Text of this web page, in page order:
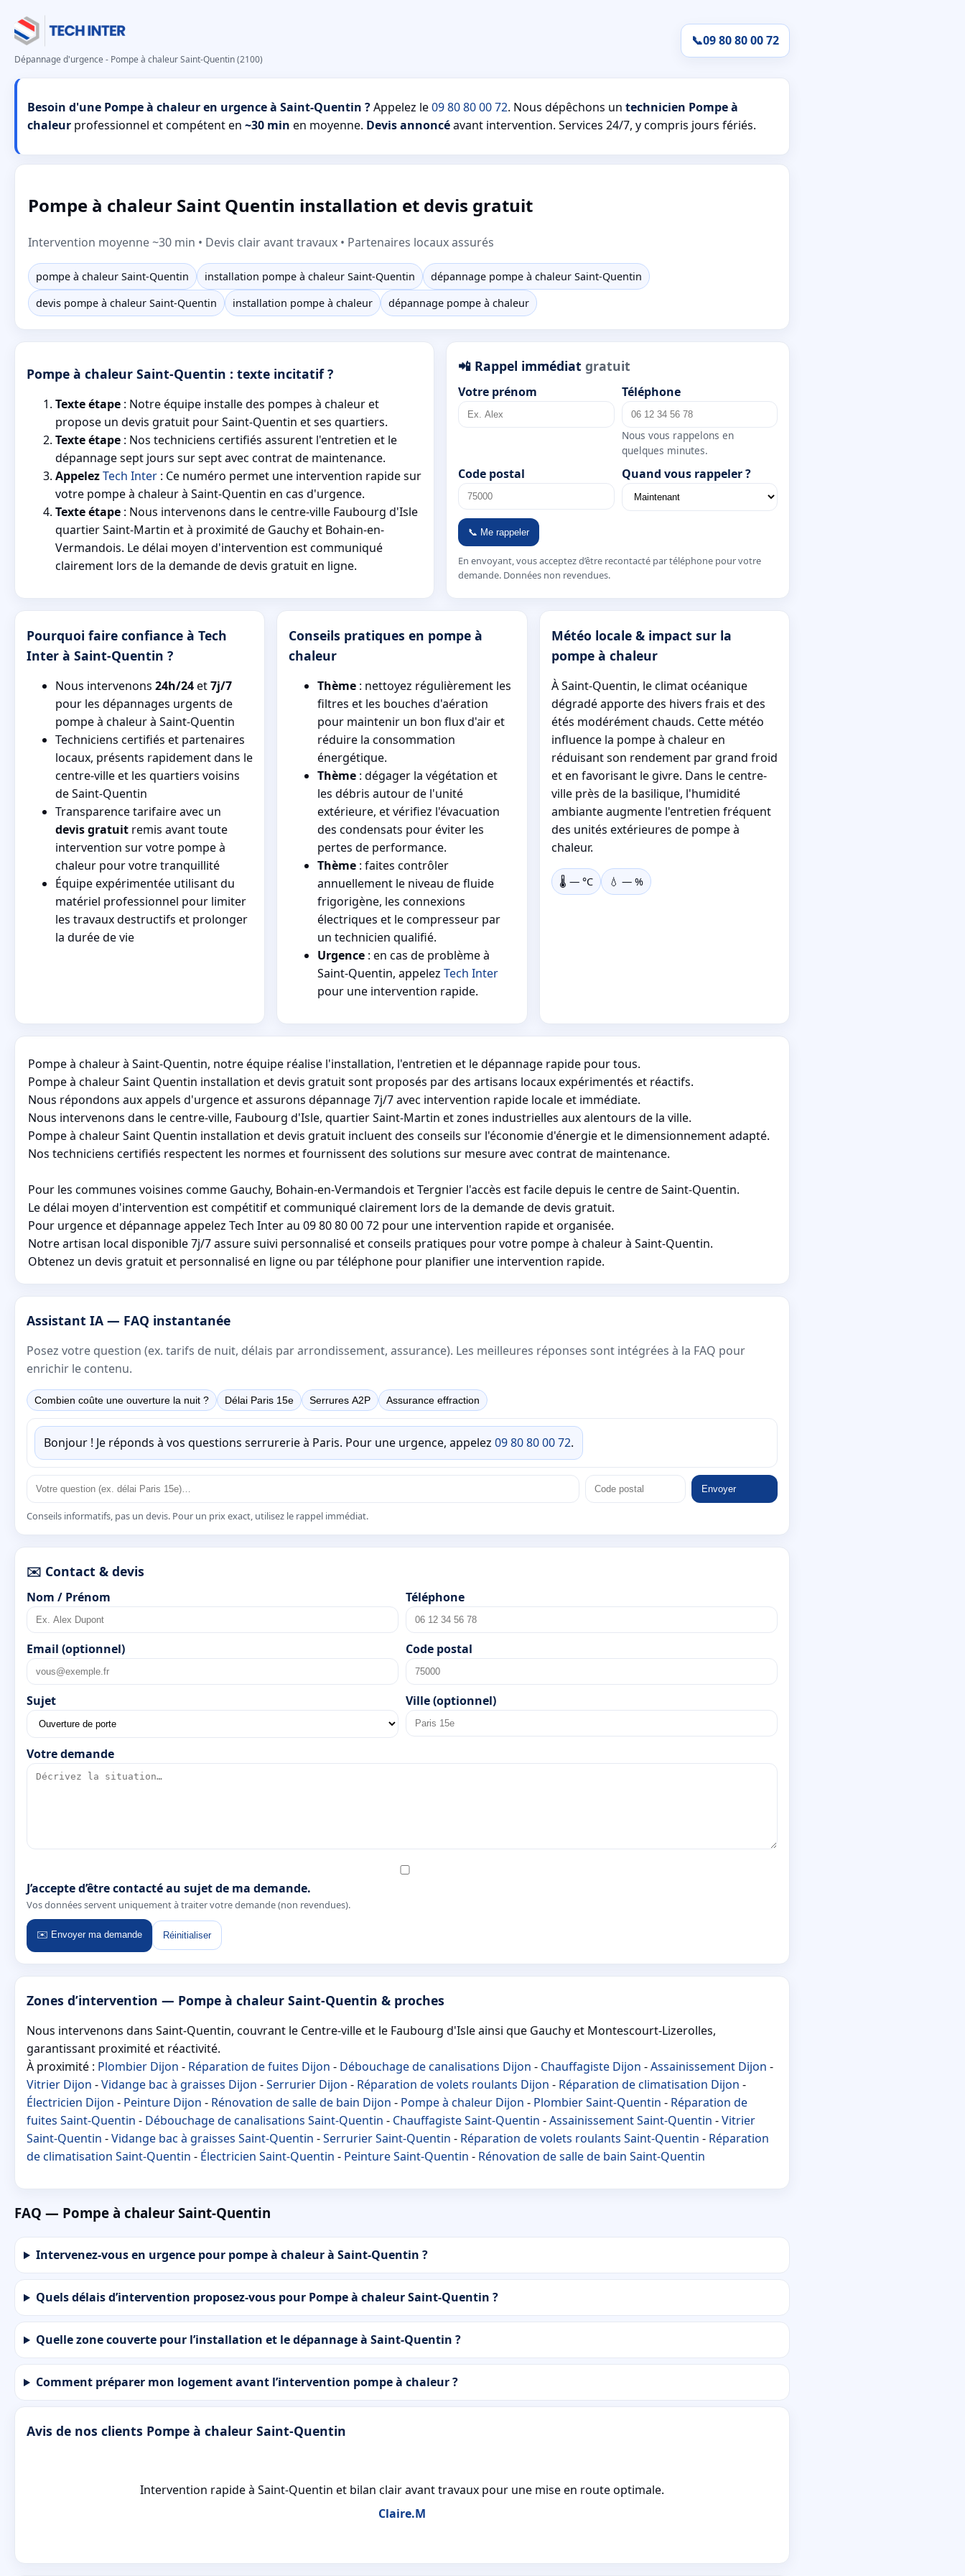
Dépannage d'urgence - Pompe à chaleur Saint-Quentin (2100)
📞09 80 80 00 72
Besoin d'une Pompe à chaleur en urgence à Saint-Quentin ?Appelez le09 80 80 00 72. Nous dépêchons un technicien Pompe à
chaleur professionnel et compétent en ~30 min en moyenne. Devis annoncéavant intervention. Services 24/7, y compris jours fériés.
Pompe à chaleur Saint Quentin installation et devis gratuit
Intervention moyenne ~30 min • Devis clair avant travaux • Partenaires locaux assurés
pompe à chaleur Saint-Quentin installation pompe à chaleur Saint-Quentin
dépannage pompe à chaleur Saint-Quentin
devis pompe à chaleur Saint-Quentin
installation pompe à chaleur dépannage pompe à chaleur
Pompe à chaleur Saint-Quentin : texte incitatif ?
Texte étape : Notre équipe installe des pompes à chaleur et
propose un devis gratuit pour Saint-Quentin et ses quartiers.
Texte étape : Nos techniciens certifiés assurent l'entretien et le
dépannage sept jours sur sept avec contrat de maintenance.
AppelezTech Inter : Ce numéro permet une intervention rapide sur
votre pompe à chaleur à Saint-Quentin en cas d'urgence.
Texte étape : Nous intervenons dans le centre-ville Faubourg d'Isle
quartier Saint-Martin et à proximité de Gauchy et Bohain-en-
Vermandois. Le délai moyen d'intervention est communiqué
clairement lors de la demande de devis gratuit en ligne.
📲 Rappel immédiatgratuit
Votre prénom Téléphone
Nous vous rappelons en
quelques minutes.
Code postal Quand vous rappeler ?
📞 Me rappeler
En envoyant, vous acceptez d’être recontacté par téléphone pour votre
demande. Données non revendues.
Pourquoi faire confiance à Tech
Inter à Saint-Quentin ?
Nous intervenons 24h/24et7j/7
pour les dépannages urgents de
pompe à chaleur à Saint-Quentin
Techniciens certifiés et partenaires
locaux, présents rapidement dans le
centre-ville et les quartiers voisins
de Saint-Quentin
Transparence tarifaire avec un
devis gratuit remis avant toute
intervention sur votre pompe à
chaleur pour votre tranquillité
Équipe expérimentée utilisant du
matériel professionnel pour limiter
les travaux destructifs et prolonger
la durée de vie
Conseils pratiques en pompe à
chaleur
Thème : nettoyez régulièrement les
filtres et les bouches d'aération
pour maintenir un bon flux d'air et
réduire la consommation
énergétique.
Thème : dégager la végétation et
les débris autour de l'unité
extérieure, et vérifiez l'évacuation
des condensats pour éviter les
pertes de performance.
Thème : faites contrôler
annuellement le niveau de fluide
frigorigène, les connexions
électriques et le compresseur par
un technicien qualifié.
Urgence : en cas de problème à
Saint-Quentin, appelezTech Inter
pour une intervention rapide.
Météo locale & impact sur la
pompe à chaleur
À Saint-Quentin, le climat océanique
dégradé apporte des hivers frais et des
étés modérément chauds. Cette météo
influence la pompe à chaleur en
réduisant son rendement par grand froid
et en favorisant le givre. Dans le centre-
ville près de la basilique, l'humidité
ambiante augmente l'entretien fréquent
des unités extérieures de pompe à
chaleur.
🌡️ —°C 💧 —%
Pompe à chaleur à Saint-Quentin, notre équipe réalise l'installation, l'entretien et le dépannage rapide pour tous.
Pompe à chaleur Saint Quentin installation et devis gratuit sont proposés par des artisans locaux expérimentés et réactifs.
Nous répondons aux appels d'urgence et assurons dépannage 7j/7 avec intervention rapide locale et immédiate.
Nous intervenons dans le centre-ville, Faubourg d'Isle, quartier Saint-Martin et zones industrielles aux alentours de la ville.
Pompe à chaleur Saint Quentin installation et devis gratuit incluent des conseils sur l'économie d'énergie et le dimensionnement adapté.
Nos techniciens certifiés respectent les normes et fournissent des solutions sur mesure avec contrat de maintenance.
Pour les communes voisines comme Gauchy, Bohain-en-Vermandois et Tergnier l'accès est facile depuis le centre de Saint-Quentin.
Le délai moyen d'intervention est compétitif et communiqué clairement lors de la demande de devis gratuit.
Pour urgence et dépannage appelez Tech Inter au 09 80 80 00 72 pour une intervention rapide et organisée.
Notre artisan local disponible 7j/7 assure suivi personnalisé et conseils pratiques pour votre pompe à chaleur à Saint-Quentin.
Obtenez un devis gratuit et personnalisé en ligne ou par téléphone pour planifier une intervention rapide.
Assistant IA — FAQ instantanée
Posez votre question (ex. tarifs de nuit, délais par arrondissement, assurance). Les meilleures réponses sont intégrées à la FAQ pour
enrichir le contenu.
Combien coûte une ouverture la nuit ? Délai Paris 15e Serrures A2P Assurance effraction
Bonjour ! Je réponds à vos questions serrurerie à Paris. Pour une urgence, appelez 09 80 80 00 72.
Envoyer
Conseils informatifs, pas un devis. Pour un prix exact, utilisez le rappel immédiat.
✉️ Contact & devis
Nom / Prénom Téléphone
Email (optionnel) Code postal
Sujet Ville (optionnel)
Votre demande
J’accepte d’être contacté au sujet de ma demande.
Vos données servent uniquement à traiter votre demande (non revendues).
✉️ Envoyer ma demande Réinitialiser
Zones d’intervention — Pompe à chaleur Saint-Quentin & proches
Nous intervenons dans Saint-Quentin, couvrant le Centre-ville et le Faubourg d'Isle ainsi que Gauchy et Montescourt-Lizerolles,
garantissant proximité et réactivité.
À proximité : Plombier Dijon - Réparation de fuites Dijon - Débouchage de canalisations Dijon - Chauffagiste Dijon -Assainissement Dijon -
Vitrier Dijon -Vidange bac à graisses Dijon -Serrurier Dijon - Réparation de volets roulants Dijon - Réparation de climatisation Dijon -
Électricien Dijon - Peinture Dijon - Rénovation de salle de bain Dijon - Pompe à chaleur Dijon - Plombier Saint-Quentin - Réparation de
fuites Saint-Quentin - Débouchage de canalisations Saint-Quentin - Chauffagiste Saint-Quentin -Assainissement Saint-Quentin -Vitrier
Saint-Quentin -Vidange bac à graisses Saint-Quentin -Serrurier Saint-Quentin - Réparation de volets roulants Saint-Quentin - Réparation
de climatisation Saint-Quentin - Électricien Saint-Quentin - Peinture Saint-Quentin - Rénovation de salle de bain Saint-Quentin
FAQ — Pompe à chaleur Saint-Quentin
Intervenez-vous en urgence pour pompe à chaleur à Saint-Quentin ?
Quels délais d’intervention proposez-vous pour Pompe à chaleur Saint-Quentin ?
Quelle zone couverte pour l’installation et le dépannage à Saint-Quentin ?
Comment préparer mon logement avant l’intervention pompe à chaleur ?
Avis de nos clients Pompe à chaleur Saint-Quentin
Intervention rapide à Saint-Quentin et bilan clair avant travaux pour une mise en route optimale.
Claire.M